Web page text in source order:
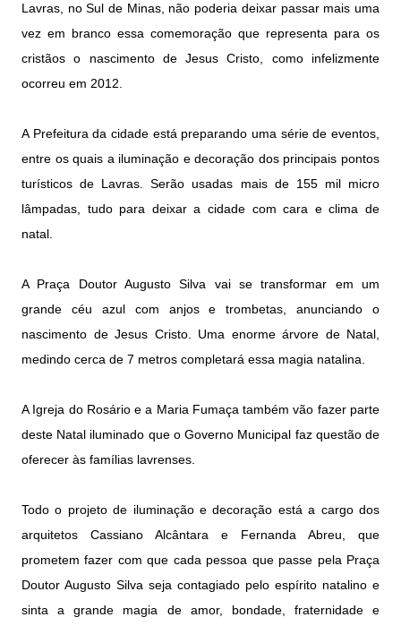
Lavras, no Sul de Minas, não poderia deixar passar mais uma
vez em branco essa comemoração que representa para os
cristãos o nascimento de Jesus Cristo, como infelizmente
ocorreu em 2012.
A Prefeitura da cidade está preparando uma série de eventos,
entre os quais a iluminação e decoração dos principais pontos
turísticos de Lavras. Serão usadas mais de 155 mil micro
lâmpadas, tudo para deixar a cidade com cara e clima de
natal.
A Praça Doutor Augusto Silva vai se transformar em um
grande céu azul com anjos e trombetas, anunciando o
nascimento de Jesus Cristo. Uma enorme árvore de Natal,
medindo cerca de 7 metros completará essa magia natalina.
A Igreja do Rosário e a Maria Fumaça também vão fazer parte
deste Natal iluminado que o Governo Municipal faz questão de
oferecer às famílias lavrenses.
Todo o projeto de iluminação e decoração está a cargo dos
arquitetos Cassiano Alcântara e Fernanda Abreu, que
prometem fazer com que cada pessoa que passe pela Praça
Doutor Augusto Silva seja contagiado pelo espírito natalino e
sinta a grande magia de amor, bondade, fraternidade e